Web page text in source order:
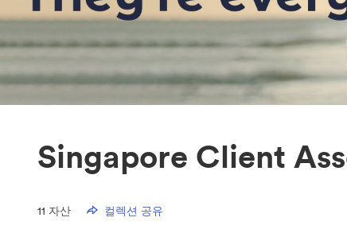
Singapore Client
11 자산 컬렉션 공유